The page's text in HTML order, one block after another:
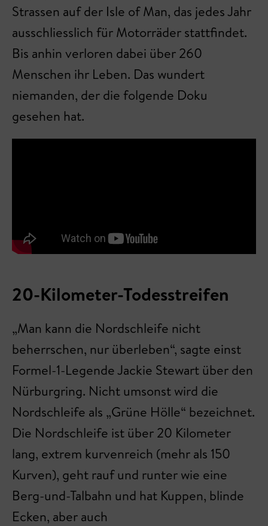
Strassen auf der Isle of Man, das jedes Jahr
ausschliesslich für Motorräder stattfindet.
Bis anhin verloren dabei über 260
Menschen ihr Leben. Das wundert
niemanden, der die folgende Doku
gesehen hat.
20-Kilometer-Todesstreifen
„Man kann die Nordschleife nicht
beherrschen, nur überleben“, sagte einst
Formel-1-Legende Jackie Stewart über den
Nürburgring. Nicht umsonst wird die
Nordschleife als „Grüne Hölle“ bezeichnet.
Die Nordschleife ist über 20 Kilometer
lang, extrem kurvenreich (mehr als 150
Kurven), geht rauf und runter wie eine
Berg-und-Talbahn und hat Kuppen, blinde
Ecken, aber auch